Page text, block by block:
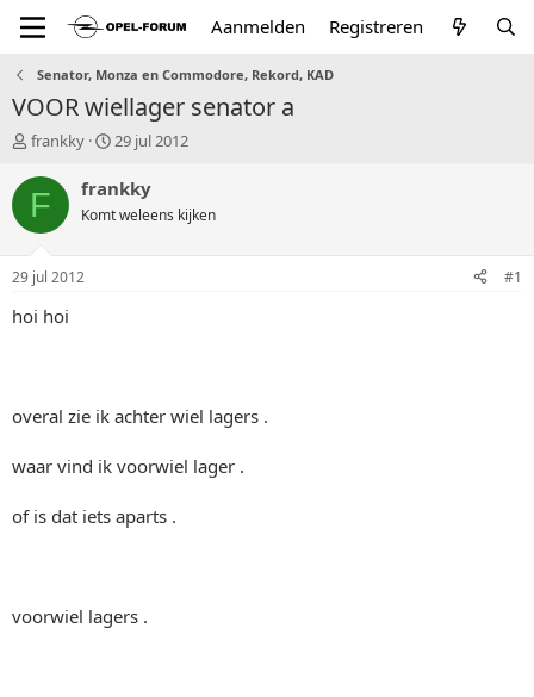
Aanmelden Registreren
Senator, Monza en Commodore, Rekord, KAD
VOOR wiellager senator a
T
p
t
a
r
frankky
S
a
t
29 jul 2012
F frankky
Komt weleens kijken
29 jul 2012 #1
hoi hoi
overal zie ik achter wiel lagers .
waar vind ik voorwiel lager .
of is dat iets aparts .
voorwiel lagers .